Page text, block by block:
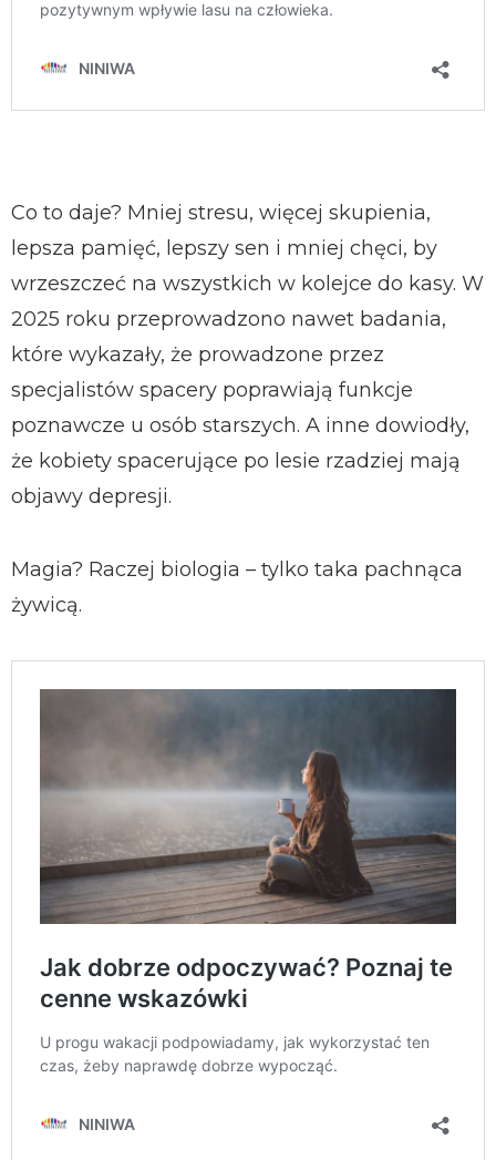
Co to daje? Mniej stresu, więcej skupienia,
lepsza pamięć, lepszy sen i mniej chęci, by
wrzeszczeć na wszystkich w kolejce do kasy. W
2025 roku przeprowadzono nawet badania,
które wykazały, że prowadzone przez
specjalistów spacery poprawiają funkcje
poznawcze u osób starszych. A inne dowiodły,
że kobiety spacerujące po lesie rzadziej mają
objawy depresji.
Magia? Raczej biologia – tylko taka pachnąca
żywicą.